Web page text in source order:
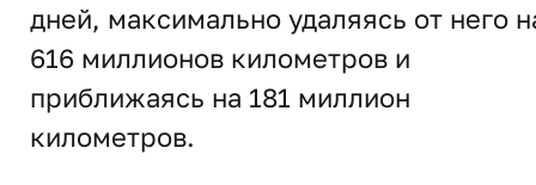
дней, максимально удаляясь от него
616 миллионов километров и
приближаясь на 181 миллион
километров.